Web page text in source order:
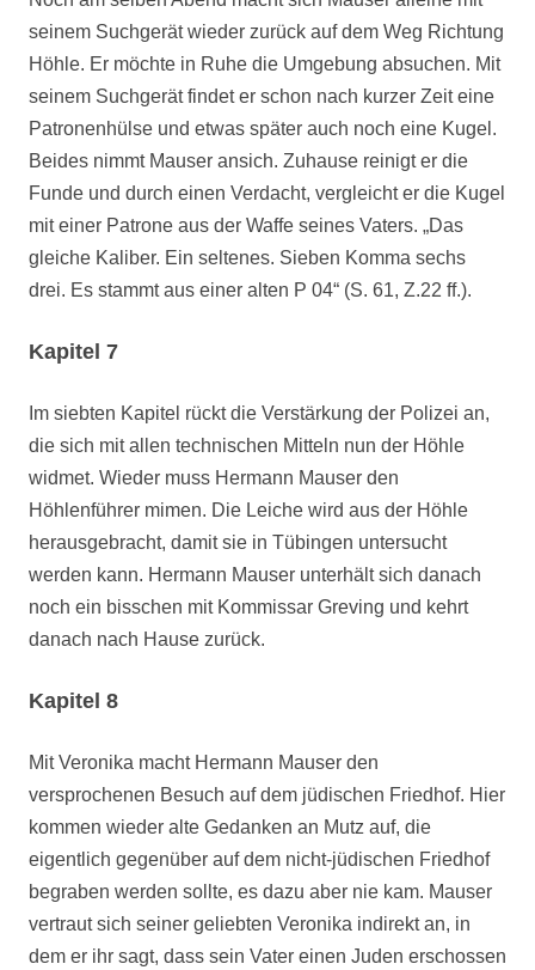
seinem Suchgerät wieder zurück auf dem Weg Richtung
Höhle. Er möchte in Ruhe die Umgebung absuchen. Mit
seinem Suchgerät findet er schon nach kurzer Zeit eine
Patronenhülse und etwas später auch noch eine Kugel.
Beides nimmt Mauser ansich. Zuhause reinigt er die
Funde und durch einen Verdacht, vergleicht er die Kugel
mit einer Patrone aus der Waffe seines Vaters. „Das
gleiche Kaliber. Ein seltenes. Sieben Komma sechs
drei. Es stammt aus einer alten P 04“ (S. 61, Z.22 ff.).
Kapitel 7
Im siebten Kapitel rückt die Verstärkung der Polizei an,
die sich mit allen technischen Mitteln nun der Höhle
widmet. Wieder muss Hermann Mauser den
Höhlenführer mimen. Die Leiche wird aus der Höhle
herausgebracht, damit sie in Tübingen untersucht
werden kann. Hermann Mauser unterhält sich danach
noch ein bisschen mit Kommissar Greving und kehrt
danach nach Hause zurück.
Kapitel 8
Mit Veronika macht Hermann Mauser den
versprochenen Besuch auf dem jüdischen Friedhof. Hier
kommen wieder alte Gedanken an Mutz auf, die
eigentlich gegenüber auf dem nicht-jüdischen Friedhof
begraben werden sollte, es dazu aber nie kam. Mauser
vertraut sich seiner geliebten Veronika indirekt an, in
dem er ihr sagt, dass sein Vater einen Juden erschossen